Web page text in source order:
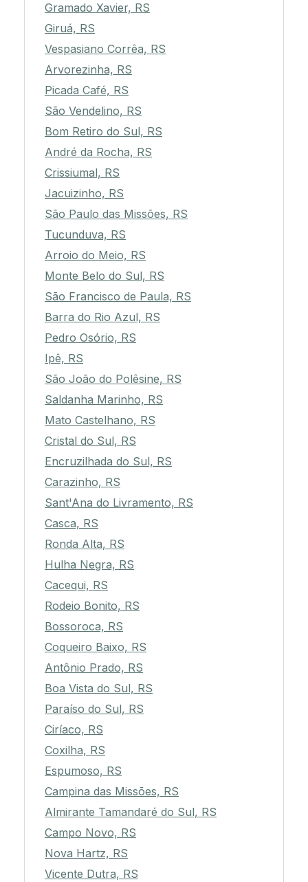
Gramado Xavier, RS
Giruá, RS
Vespasiano Corrêa, RS
Arvorezinha, RS
Picada Café, RS
São Vendelino, RS
Bom Retiro do Sul, RS
André da Rocha, RS
Crissiumal, RS
Jacuizinho, RS
São Paulo das Missões, RS
Tucunduva, RS
Arroio do Meio, RS
Monte Belo do Sul, RS
São Francisco de Paula, RS
Barra do Rio Azul, RS
Pedro Osório, RS
Ipê, RS
São João do Polêsine, RS
Saldanha Marinho, RS
Mato Castelhano, RS
Cristal do Sul, RS
Encruzilhada do Sul, RS
Carazinho, RS
Sant'Ana do Livramento, RS
Casca, RS
Ronda Alta, RS
Hulha Negra, RS
Cacequi, RS
Rodeio Bonito, RS
Bossoroca, RS
Coqueiro Baixo, RS
Antônio Prado, RS
Boa Vista do Sul, RS
Paraíso do Sul, RS
Ciríaco, RS
Coxilha, RS
Espumoso, RS
Campina das Missões, RS
Almirante Tamandaré do Sul, RS
Campo Novo, RS
Nova Hartz, RS
Vicente Dutra, RS